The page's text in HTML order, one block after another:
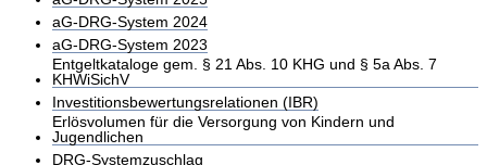
aG-DRG-System 2024
aG-DRG-System 2023
Entgeltkataloge gem. § 21 Abs. 10 KHG und § 5a Abs. 7
KHWiSichV
Investitionsbewertungsrelationen (IBR)
Erlösvolumen für die Versorgung von Kindern und
Jugendlichen
DRG-Systemzuschlag